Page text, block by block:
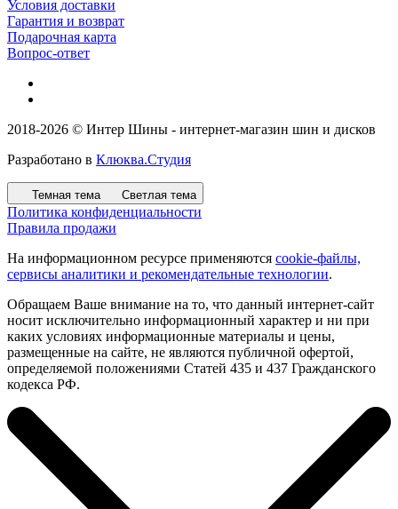
Условия доставки
Гарантия и возврат
Подарочная карта
Вопрос-ответ
2018-2026 © Интер Шины - интернет-магазин шин и дисков
Разработано в Клюква.Студия
Темная тема Светлая тема
Политика конфиденциальности
Правила продажи
На информационном ресурсе применяются cookie-файлы,
сервисы аналитики и рекомендательные технологии.
Обращаем Ваше внимание на то, что данный интернет-сайт
носит исключительно информационный характер и ни при
каких условиях информационные материалы и цены,
размещенные на сайте, не являются публичной офертой,
определяемой положениями Статей 435 и 437 Гражданского
кодекса РФ.